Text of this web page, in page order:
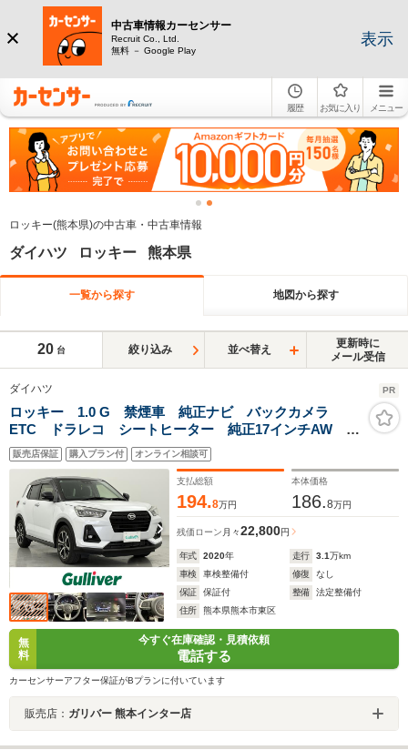
中古車情報カーセンサー
Recruit Co., Ltd.
無料 － Google Play
表示
履歴 お気に入り メニュー
ロッキー(熊本県)の中古車・中古車情報
ダイハツ ロッキー 熊本県
一覧から探す 地図から探す
20 台 絞り込み 並べ替え
更新時に
メール受信
ダイハツ PR
ロッキー 1.0 G 禁煙車 純正ナビ バックカメラ
ETC ドラレコ シートヒーター 純正17インチAW
LEDヘッドライト 純正フロアマット オートハイビー
ム アダプティブクルーズコントロール スマートアシ
スト
販売店保証 購入プラン付 オンライン相談可
支払総額
194.8万円
本体価格
186.8万円
残価ローン 月々22,800円
年式 2020年 走行 3.1万km
車検
車検整備付 修復
なし
保証
保証付 整備
法定整備付
住所
熊本県熊本市東区
無
料
今すぐ在庫確認・見積依頼
電話する
カーセンサーアフター保証がBプランに付いています
販売店： ガリバー 熊本インター店